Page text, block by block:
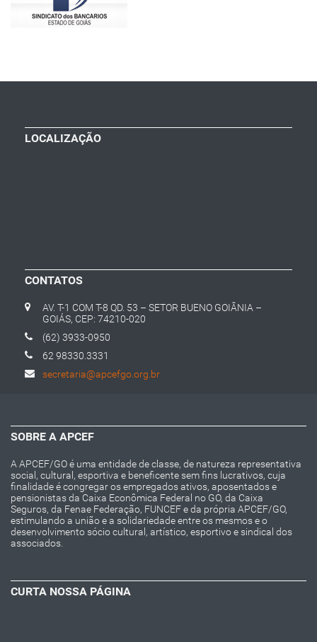
LOCALIZAÇÃO
CONTATOS
AV. T-1 COM T-8 QD. 53 – SETOR BUENO GOIÂNIA –
GOIÁS, CEP: 74210-020
(62) 3933-0950
62 98330.3331
secretaria@apcefgo.org.br
SOBRE A APCEF
A APCEF/GO é uma entidade de classe, de natureza representativa
social, cultural, esportiva e beneficente sem fins lucrativos, cuja
finalidade é congregar os empregados ativos, aposentados e
pensionistas da Caixa Econômica Federal no GO, da Caixa
Seguros, da Fenae Federação, FUNCEF e da própria APCEF/GO,
estimulando a união e a solidariedade entre os mesmos e o
desenvolvimento sócio cultural, artístico, esportivo e sindical dos
associados.
CURTA NOSSA PÁGINA